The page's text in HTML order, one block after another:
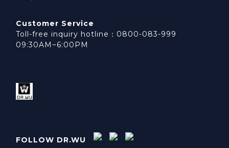
Customer Service
Toll-free inquiry hotline：0800-083-999
09:30AM~6:00PM
FOLLOW DR.WU